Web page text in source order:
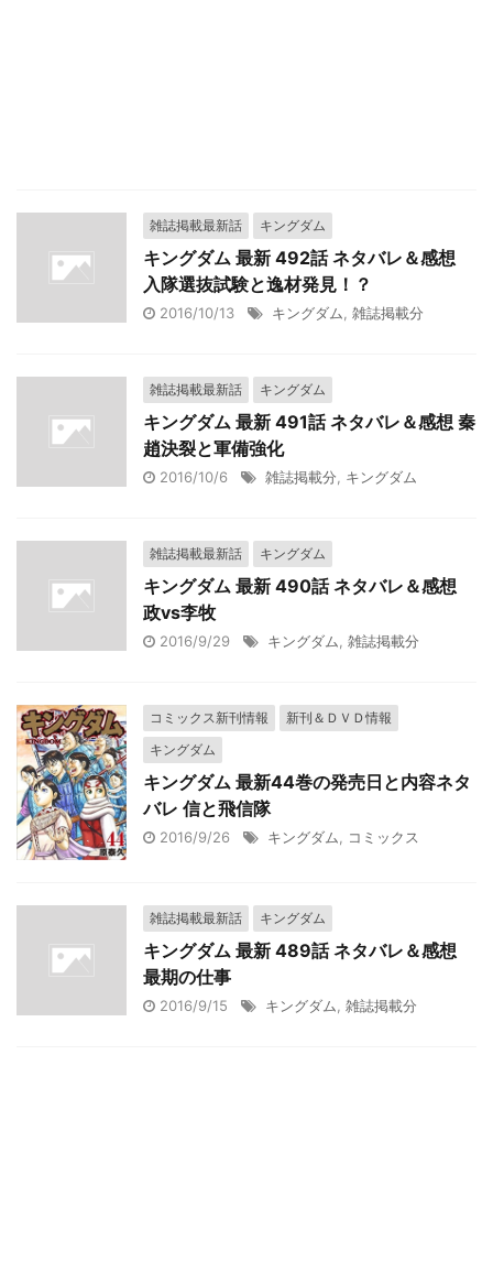
雑誌掲載最新話 キングダム
キングダム 最新 492話 ネタバレ＆感想
入隊選抜試験と逸材発見！？
2016/10/13 キングダム 雑誌掲載分
雑誌掲載最新話 キングダム
キングダム 最新 491話 ネタバレ＆感想 秦
趙決裂と軍備強化
2016/10/6 雑誌掲載分 キングダム
雑誌掲載最新話 キングダム
キングダム 最新 490話 ネタバレ＆感想
政vs李牧
2016/9/29 キングダム 雑誌掲載分
コミックス新刊情報
新刊＆ＤＶＤ情報
キングダム
キングダム 最新44巻の発売日と内容ネタ
バレ 信と飛信隊
2016/9/26 キングダム コミックス
雑誌掲載最新話 キングダム
キングダム 最新 489話 ネタバレ＆感想
最期の仕事
2016/9/15 キングダム 雑誌掲載分